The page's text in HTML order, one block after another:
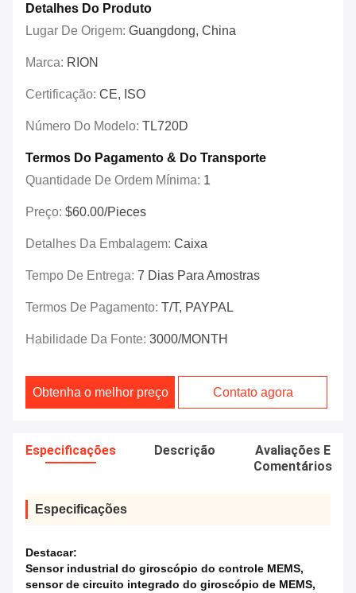
Detalhes Do Produto
Lugar De Origem: Guangdong, China
Marca: RION
Certificação: CE, ISO
Número Do Modelo: TL720D
Termos Do Pagamento & Do Transporte
Quantidade De Ordem Mínima: 1
Preço: $60.00/Pieces
Detalhes Da Embalagem: Caixa
Tempo De Entrega: 7 Dias Para Amostras
Termos De Pagamento: T/T, PAYPAL
Habilidade Da Fonte: 3000/MONTH
Obtenha o melhor preço Contato agora
Especificações Descrição
Avaliações E
Comentários
Especificações
Destacar:
Sensor industrial do giroscópio do controle MEMS,
sensor de circuito integrado do giroscópio de MEMS,